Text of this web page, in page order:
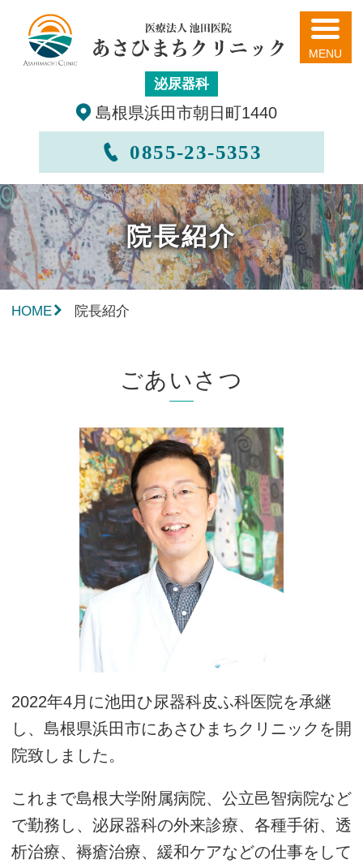
あさひまちクリニック
泌尿器科
島根県浜田市朝日町1440
0855-23-5353
院長紹介
HOME 院長紹介
ごあいさつ
2022年4月に池田ひ尿器科皮ふ科医院を承継
し、島根県浜田市にあさひまちクリニックを開
院致しました。
これまで島根大学附属病院、公立邑智病院など
で勤務し、泌尿器科の外来診療、各種手術、透
析治療、褥瘡治療、緩和ケアなどの仕事をして